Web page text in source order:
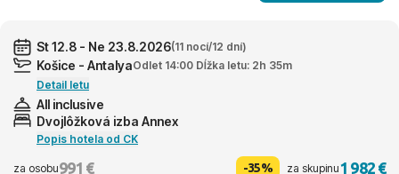
St 12.8 - Ne 23.8.2026(11 nocí/12 dní)
Košice - AntalyaOdlet 14:00 Dĺžka letu: 2h 35m
Detail letu
All inclusive
Dvojlôžková izba Annex
Popis hotela od CK
za osobu991 € -35% za skupinu1 982 €